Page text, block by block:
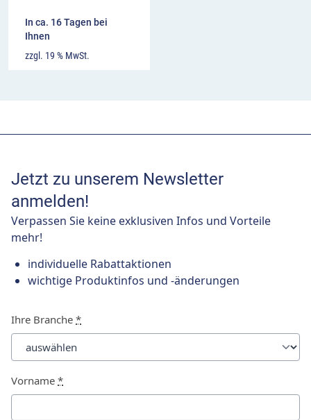
In ca. 16 Tagen bei
Ihnen
zzgl. 19 % MwSt.
Jetzt zu unserem Newsletter
anmelden!
Verpassen Sie keine exklusiven Infos und Vorteile
mehr!
individuelle Rabattaktionen
wichtige Produktinfos und -änderungen
Ihre Branche *
Vorname *